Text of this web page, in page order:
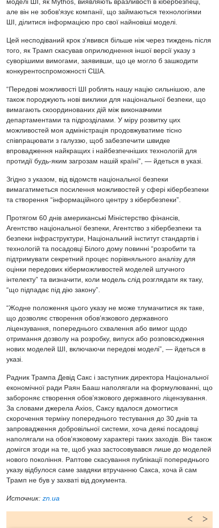
але він не зобов'язує компанії, що займаються технологіями
ШІ, ділитися інформацією про свої найновіші моделі.
Цей несподіваний крок з'явився більше ніж через тиждень після
того, як Трамп скасував оприлюднення іншої версії указу з
суворішими вимогами, заявивши, що це могло б зашкодити
конкурентоспроможності США.
“Передові можливості ШІ роблять нашу націю сильнішою, але
також породжують нові виклики для національної безпеки, що
вимагають скоординованих дій між виконавчими
департаментами та підрозділами. У міру розвитку цих
можливостей моя адміністрація продовжуватиме тісно
співпрацювати з галуззю, щоб забезпечити швидке
впровадження найкращих і найбезпечніших технологій для
протидії будь-яким загрозам нашій країні”, — йдеться в указі.
Згідно з указом, від відомств національної безпеки
вимагатиметься посилення можливостей у сфері кібербезпеки
та створення “інформаційного центру з кібербезпеки”.
Протягом 60 днів американські Міністерство фінансів,
Агентство національної безпеки, Агентство з кібербезпеки та
безпеки інфраструктури, Національний інститут стандартів і
технологій та посадовці Білого дому повинні “розробити та
підтримувати секретний процес порівняльного аналізу для
оцінки передових кіберможливостей моделей штучного
інтелекту” та визначити, коли модель слід розглядати як таку,
“що підпадає під дію закону”.
“Жодне положення цього указу не може тлумачитися як таке,
що дозволяє створення обов’язкового державного
ліцензування, попереднього схвалення або вимог щодо
отримання дозволу на розробку, випуск або розповсюдження
нових моделей ШІ, включаючи передові моделі”, — йдеться в
указі.
Радник Трампа Девід Сакс і заступник директора Національної
економічної ради Раян Бааш наполягали на формулюванні, що
забороняє створення обов’язкового державного ліцензування.
За словами джерела Axios, Саксу вдалося домогтися
скорочення терміну попереднього тестування до 30 днів та
запровадження добровільної системи, хоча деякі посадовці
наполягали на обов’язковому характері таких заходів. Він також
домігся згоди на те, щоб указ застосовувався лише до моделей
нового покоління. Раптове скасування публікації попереднього
указу відбулося саме завдяки втручанню Сакса, хоча й сам
Трамп не був у захваті від документа.
Источник: zn.ua
>
<